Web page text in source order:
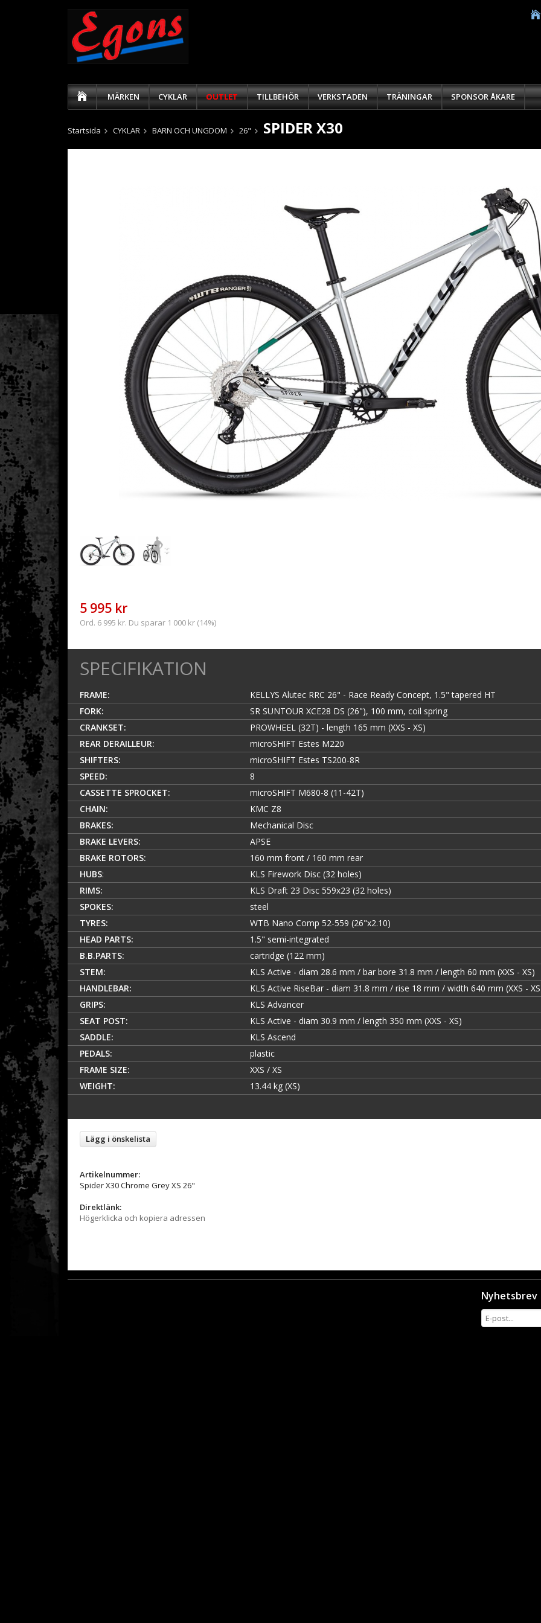
MÄRKEN CYKLAR OUTLET TILLBEHÖR VERKSTADEN TRÄNINGAR SPONSOR ÅKARE
Startsida CYKLAR BARN OCH UNGDOM 26" SPIDER X30
5 995 kr
Ord. 6 995 kr. Du sparar 1 000 kr (14%)
SPECIFIKATION
FRAME:
KELLYS Alutec RRC 26" - Race Ready Concept, 1.5" tapered HT
FORK:
SR SUNTOUR XCE28 DS (26"), 100 mm, coil spring
CRANKSET:
PROWHEEL (32T) - length 165 mm (XXS - XS)
REAR DERAILLEUR:
microSHIFT Estes M220
SHIFTERS:
microSHIFT Estes TS200-8R
SPEED:
8
CASSETTE SPROCKET:
microSHIFT M680-8 (11-42T)
CHAIN:
KMC Z8
BRAKES:
Mechanical Disc
BRAKE LEVERS:
APSE
BRAKE ROTORS:
160 mm front / 160 mm rear
HUBS:
KLS Firework Disc (32 holes)
RIMS:
KLS Draft 23 Disc 559x23 (32 holes)
SPOKES:
steel
TYRES:
WTB Nano Comp 52-559 (26"x2.10)
HEAD PARTS:
1.5" semi-integrated
B.B.PARTS:
cartridge (122 mm)
STEM:
KLS Active - diam 28.6 mm / bar bore 31.8 mm / length 60 mm (XXS - XS)
HANDLEBAR:
KLS Active RiseBar - diam 31.8 mm / rise 18 mm / width 640 mm (XXS -
GRIPS:
KLS Advancer
SEAT POST:
KLS Active - diam 30.9 mm / length 350 mm (XXS - XS)
SADDLE:
KLS Ascend
PEDALS:
plastic
FRAME SIZE:
XXS / XS
WEIGHT:
13.44 kg (XS)
Lägg i önskelista
Artikelnummer:
Spider X30 Chrome Grey XS 26"
Direktlänk:
Högerklicka och kopiera adressen
Nyhetsbrev